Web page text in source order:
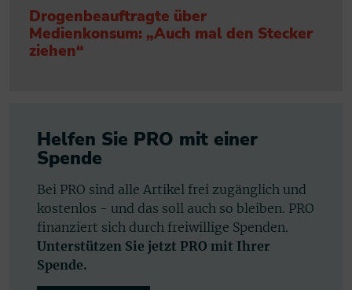
Drogenbeauftragte über
Medienkonsum: „Auch mal den Stecker
ziehen“
Helfen Sie PRO mit einer
Spende
Bei PRO sind alle Artikel frei zugänglich und
kostenlos - und das soll auch so bleiben. PRO
finanziert sich durch freiwillige Spenden.
Unterstützen Sie jetzt PRO mit Ihrer
Spende.